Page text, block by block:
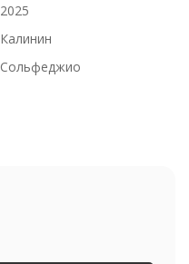
2025
Калинин
Сольфеджио